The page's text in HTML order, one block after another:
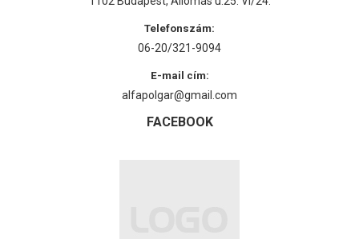
Telefonszám:
06-20/321-9094
E-mail cím:
alfapolgar@gmail.com
FACEBOOK